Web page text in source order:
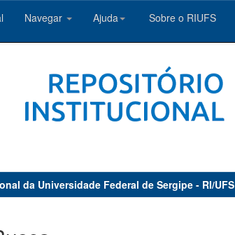
Navegar Ajuda Sobre o RIUFS
da Universidade Federal de Sergipe - RI/UFS